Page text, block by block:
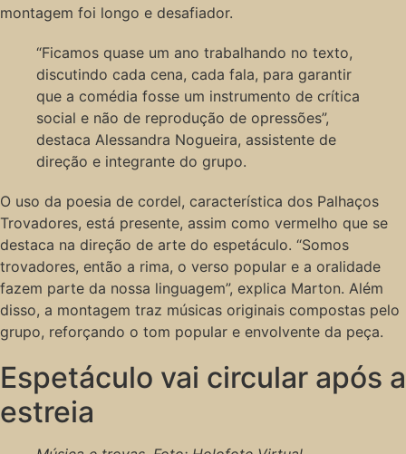
montagem foi longo e desafiador.
“Ficamos quase um ano trabalhando no texto,
discutindo cada cena, cada fala, para garantir
que a comédia fosse um instrumento de crítica
social e não de reprodução de opressões”,
destaca Alessandra Nogueira, assistente de
direção e integrante do grupo.
O uso da poesia de cordel, característica dos Palhaços
Trovadores, está presente, assim como vermelho que se
destaca na direção de arte do espetáculo. “Somos
trovadores, então a rima, o verso popular e a oralidade
fazem parte da nossa linguagem”, explica Marton. Além
disso, a montagem traz músicas originais compostas pelo
grupo, reforçando o tom popular e envolvente da peça.
Espetáculo vai circular após a
estreia